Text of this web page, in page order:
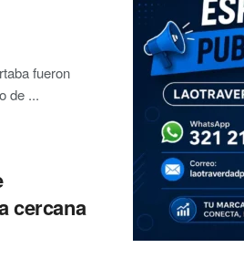
fueron
de ...
cercana